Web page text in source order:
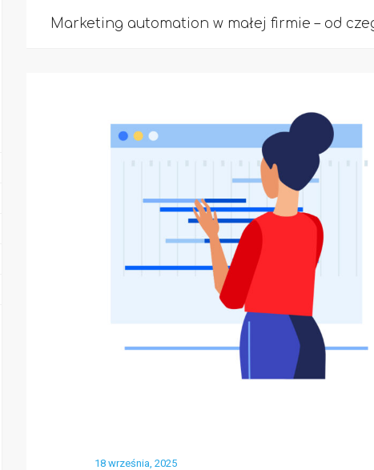
Marketing automation w małej firmie – od
18 września, 2025